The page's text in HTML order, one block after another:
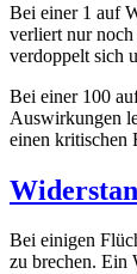
Bei einer 1 auf
verliert nur
verdoppelt sich
Bei einer 100
Auswirkungen
einen kritischen
Bei einigen
zu brechen. Ein